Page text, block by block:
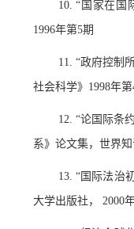
10. “国家在国
1996年第5期
11. “政府控制
社会科学》1998年第
12. “论国际条
系》论文集，世界
13. “国际法治
大学出版社， 2000